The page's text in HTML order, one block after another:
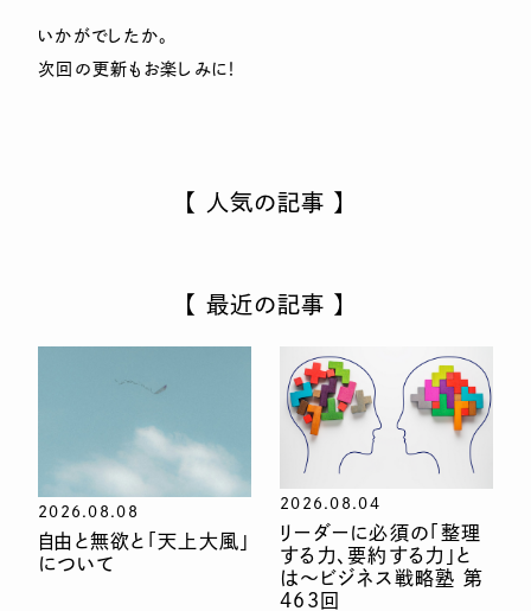
いかがでしたか。
次回の更新もお楽しみに！
【 人気の記事 】
【 最近の記事 】
2026.08.08
自由と無欲と「天上大風」
について
2026.08.04
リーダーに必須の「整理
する力、要約する力」と
は〜ビジネス戦略塾 第
463回